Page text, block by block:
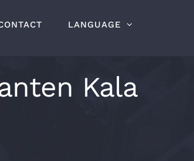
LANGUAGE
Kala